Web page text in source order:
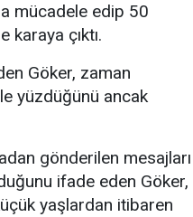
mücadele edip 50
çıktı.
Göker, zaman
yüzdüğünü ancak
gönderilen mesajları
ifade eden Göker,
yaşlardan itibaren